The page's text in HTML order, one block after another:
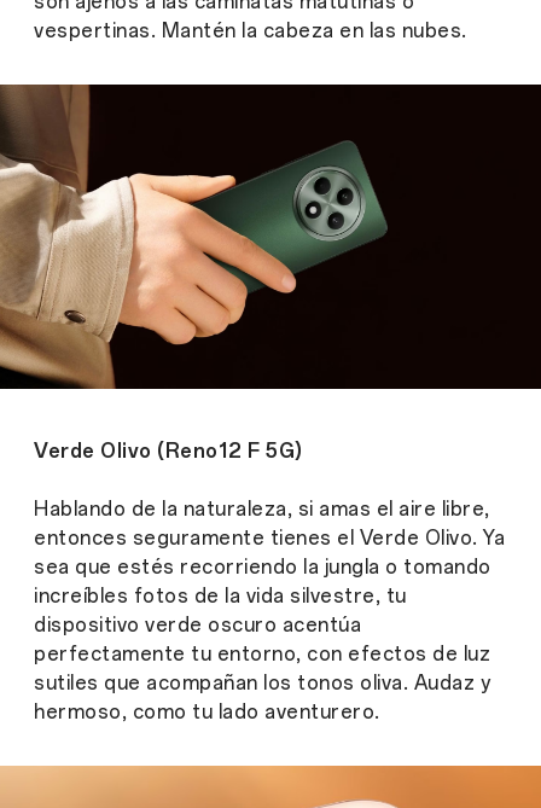
vespertinas. Mantén la cabeza en las nubes.
Verde Olivo (Reno12 F 5G)
Hablando de la naturaleza, si amas el aire libre,
entonces seguramente tienes el Verde Olivo. Ya
sea que estés recorriendo la jungla o tomando
increíbles fotos de la vida silvestre, tu
dispositivo verde oscuro acentúa
perfectamente tu entorno, con efectos de luz
sutiles que acompañan los tonos oliva. Audaz y
hermoso, como tu lado aventurero.